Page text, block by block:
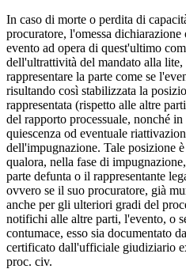
In caso di morte o perdita di
procuratore, l'omessa
evento ad opera di quest'ultimo
dell'ultrattività del mandato alla
rappresentare la parte come se
risultando così stabilizzata la
rappresentata (rispetto alle altre
del rapporto processuale, nonché
quiescenza od eventuale
dell'impugnazione. Tale posizione
qualora, nella fase di
parte defunta o il rappresentante
ovvero se il suo procuratore, già
anche per gli ulteriori gradi del
notifichi alle altre parti, l'evento, o
contumace, esso sia documentato
certificato dall'ufficiale giudiziario
proc. civ.